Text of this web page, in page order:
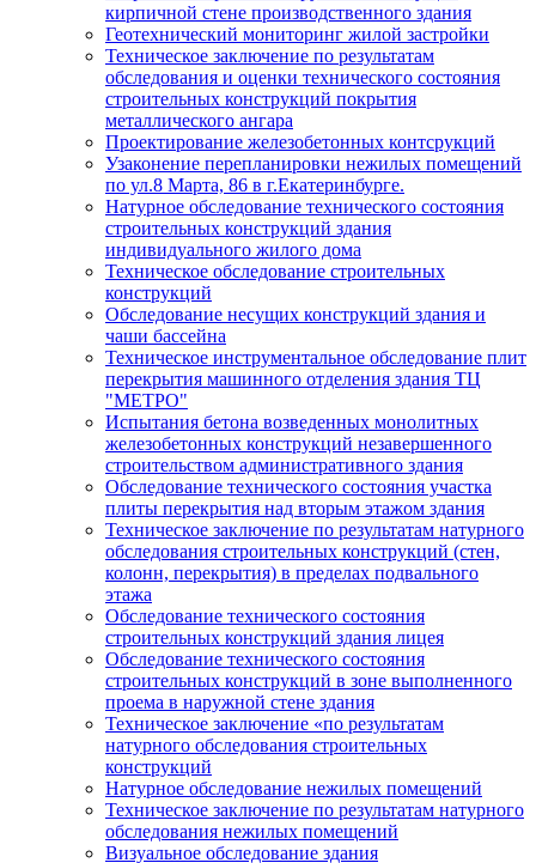
кирпичной стене производственного здания
Геотехнический мониторинг жилой застройки
Техническое заключение по результатам
обследования и оценки технического состояния
строительных конструкций покрытия
металлического ангара
Проектирование железобетонных контсрукций
Узаконение перепланировки нежилых помещений
по ул.8 Марта, 86 в г.Екатеринбурге.
Натурное обследование технического состояния
строительных конструкций здания
индивидуального жилого дома
Техническое обследование строительных
конструкций
Обследование несущих конструкций здания и
чаши бассейна
Техническое инструментальное обследование плит
перекрытия машинного отделения здания ТЦ
"МЕТРО"
Испытания бетона возведенных монолитных
железобетонных конструкций незавершенного
строительством административного здания
Обследование технического состояния участка
плиты перекрытия над вторым этажом здания
Техническое заключение по результатам натурного
обследования строительных конструкций (стен,
колонн, перекрытия) в пределах подвального
этажа
Обследование технического состояния
строительных конструкций здания лицея
Обследование технического состояния
строительных конструкций в зоне выполненного
проема в наружной стене здания
Техническое заключение «по результатам
натурного обследования строительных
конструкций
Натурное обследование нежилых помещений
Техническое заключение по результатам натурного
обследования нежилых помещений
Визуальное обследование здания